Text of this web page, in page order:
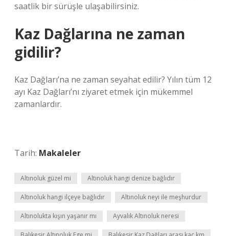
saatlik bir sürüşle ulaşabilirsiniz.
Kaz Dağlarına ne zaman
gidilir?
Kaz Dağları’na ne zaman seyahat edilir? Yılın tüm 12
ayı Kaz Dağları’nı ziyaret etmek için mükemmel
zamanlardır.
Tarih: Makaleler
Altınoluk güzel mi Altınoluk hangi denize bağlıdır
Altınoluk hangi ilçeye bağlıdır Altınoluk neyi ile meşhurdur
Altınolukta kışın yaşanır mı Ayvalık Altınoluk neresi